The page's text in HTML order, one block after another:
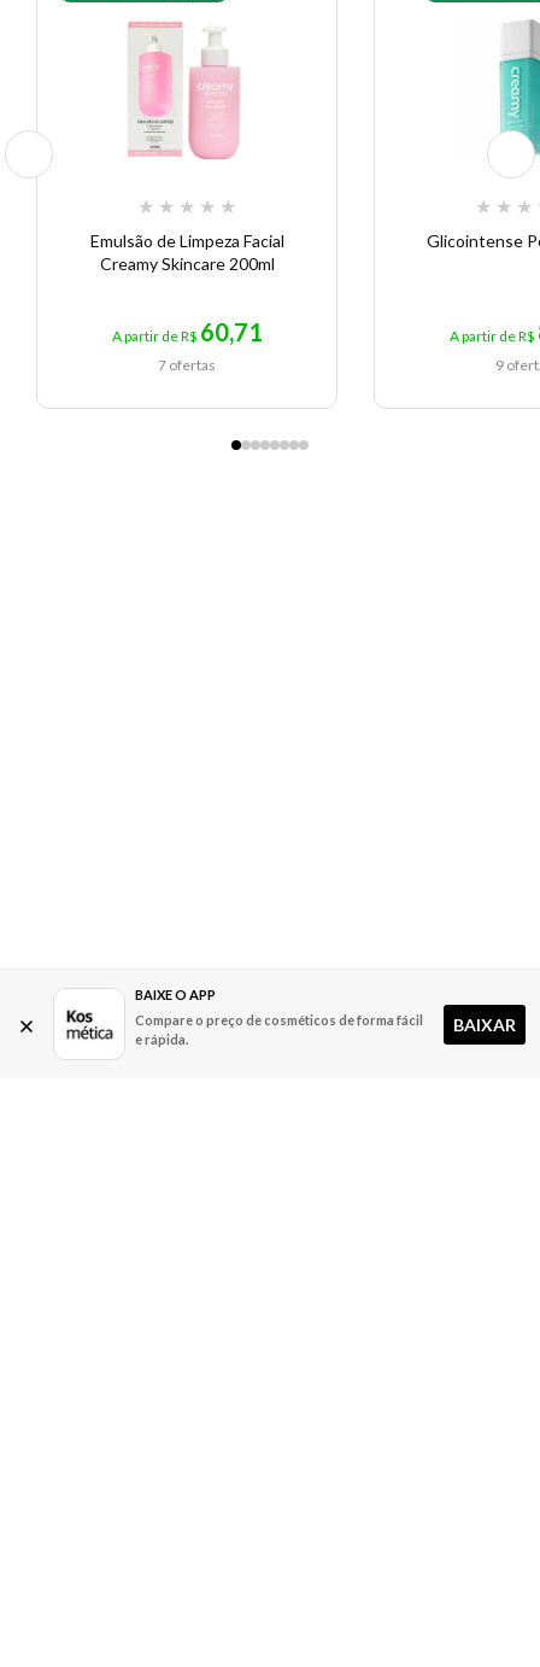
★ ★ ★ ★ ★
Emulsão de Limpeza Facial
Creamy Skincare 200ml
A partir de R$ 60,71
7 ofertas
★ ★ ★
Glicointense
A partir de R$
9
BAIXE O APP
Compare o preço de cosméticos de forma fácil
e rápida.
BAIXAR